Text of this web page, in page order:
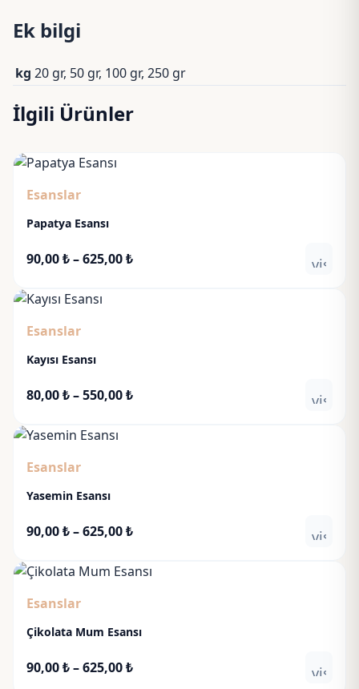
Ek bilgi
kg 20 gr, 50 gr, 100 gr, 250 gr
İlgili Ürünler
Esanslar
Papatya Esansı
90,00₺–625,00₺Fiyat
Esanslar
Kayısı Esansı
80,00₺–550,00₺Fiyat
Esanslar
Yasemin Esansı
90,00₺–625,00₺Fiyat
90,00 ₺
Esanslar
Çikolata Mum Esansı
90,00₺–625,00₺Fiyat